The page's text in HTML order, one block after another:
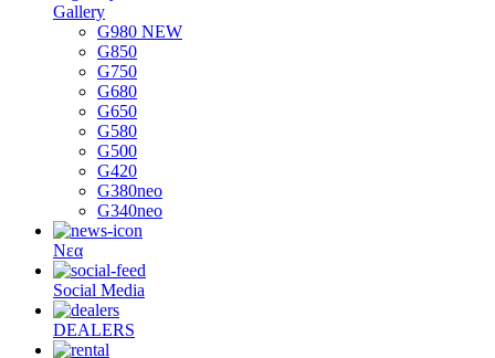
Gallery
G980 NEW
G850
G750
G680
G650
G580
G500
G420
G380neo
G340neo
Νεα
Social Media
DEALERS